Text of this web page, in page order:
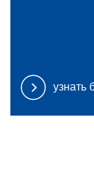
узнать